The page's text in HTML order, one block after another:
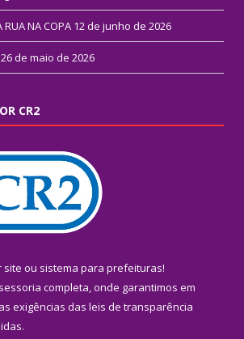
NA COPA 12 de junho de 2026
26 de maio de 2026
CR2
site ou sistema para prefeituras!
completa, onde garantimos em
exigências das leis de transparência